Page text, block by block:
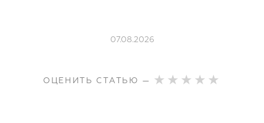
07.08.2026
ОЦЕНИТЬ СТАТЬЮ —